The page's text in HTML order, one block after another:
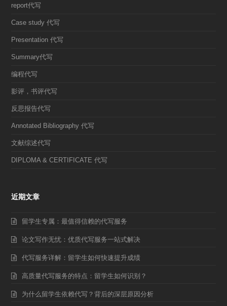
report代写
Case study 代写
Presentation 代写
Summary代写
编程代写
影评，书评代写
反思报告代写
Annotated Bibliography 代写
文献综述代写
DIPLOMA & CERTIFICATE 代写
近期文章
留学生专属：最值得信赖的代写服务
论文写作无忧：优质代写服务一站式解决
代写服务详解：留学生如何快速提升成绩
高质量代写服务的特点：留学生如何识别？
为什么留学生依赖代写？背后的深层原因分析